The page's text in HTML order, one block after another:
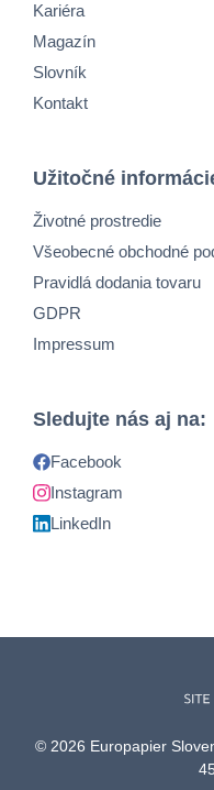
Kariéra
Magazín
Slovník
Kontakt
Užitočné
Životné prostredie
Všeobecné obchodné
Pravidlá dodania tovaru
GDPR
Impressum
Sledujte nás aj na:
Facebook
Instagram
LinkedIn
© 2026 Europapier